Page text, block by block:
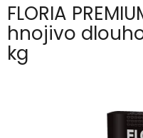
FLORIA
hnojivo
kg